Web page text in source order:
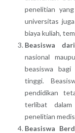
penelitian
universitas
biaya kuliah,
Beasiswa
nasional
beasiswa
tinggi.
pendidikan
terlibat
penelitian
Beasiswa